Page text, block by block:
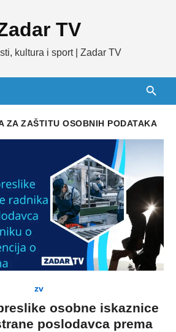
TV
kultura i sport | Zadar TV
ZA ZAŠTITU OSOBNIH PODATAKA
zv
osobne iskaznice
poslodavca prema